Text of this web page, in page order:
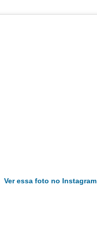
Ver essa foto no Instagram